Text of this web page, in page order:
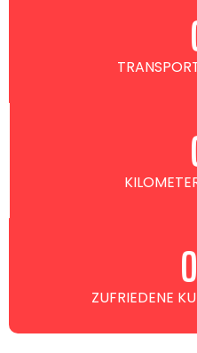
ZUFRIEDENE 0